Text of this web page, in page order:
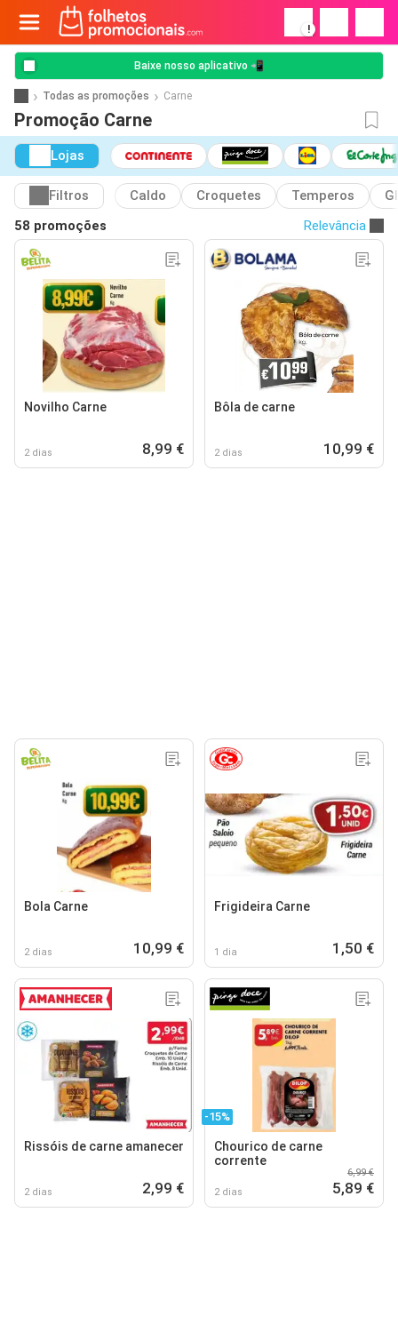
!
Baixe nosso aplicativo 📲
Todas as promoções Carne
Promoção Carne
Lojas
Filtros Caldo Croquetes Temperos
58 promoções
Relevância
Novilho Carne
2 dias 8,99 €
Bôla de carne
2 dias 10,99 €
Bola Carne
2 dias 10,99 €
Frigideira Carne
1 dia 1,50 €
Rissóis de carne amanecer
2 dias 2,99 €
-15%
Chourico de carne
corrente
2 dias
6,99 €
5,89 €